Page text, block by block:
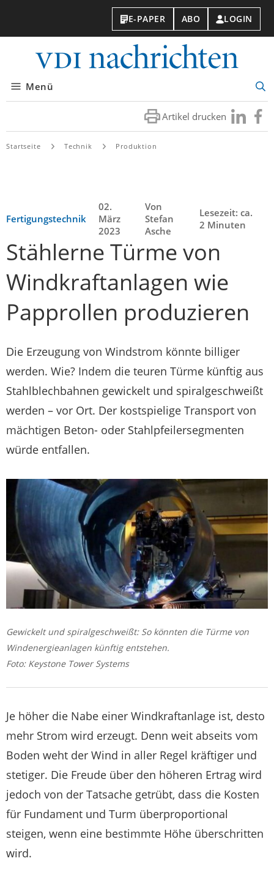
E-PAPER ABO LOGIN
Menü
Artikel drucken Besuchen
Sie
Sie
Startseite Technik Produktion
Fertigungstechnik
02.
März
2023
Von
Stefan
Asche
Lesezeit: ca.
2 Minuten
Stählerne Türme von
Windkraftanlagen wie
Papprollen produzieren
Die Erzeugung von Windstrom könnte billiger
werden. Wie? Indem die teuren Türme künftig aus
Stahlblechbahnen gewickelt und spiralgeschweißt
werden – vor Ort. Der kostspielige Transport von
mächtigen Beton- oder Stahlpfeilersegmenten
würde entfallen.
Gewickelt und spiralgeschweißt: So könnten die Türme von
Windenergieanlagen künftig entstehen.
Foto: Keystone Tower Systems
Je höher die Nabe einer Windkraftanlage ist, desto
mehr Strom wird erzeugt. Denn weit abseits vom
Boden weht der Wind in aller Regel kräftiger und
stetiger. Die Freude über den höheren Ertrag wird
jedoch von der Tatsache getrübt, dass die Kosten
für Fundament und Turm überproportional
steigen, wenn eine bestimmte Höhe überschritten
wird.